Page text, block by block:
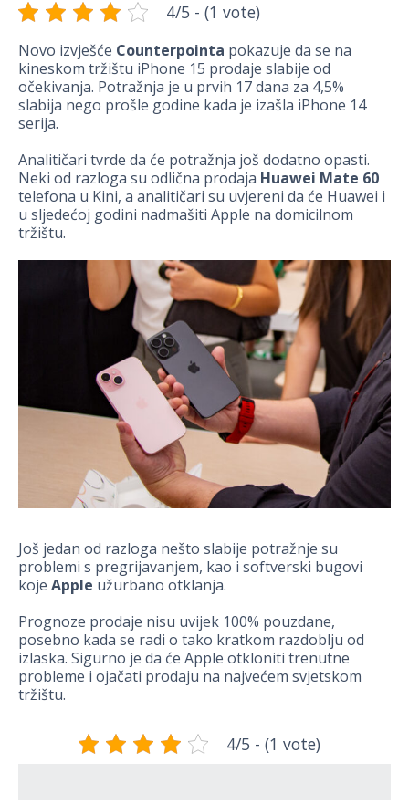
4/5 - (1 vote)
Novo izvješće Counterpointa pokazuje da se na
kineskom tržištu iPhone 15 prodaje slabije od
očekivanja. Potražnja je u prvih 17 dana za 4,5%
slabija nego prošle godine kada je izašla iPhone 14
serija.
Analitičari tvrde da će potražnja još dodatno opasti.
Neki od razloga su odlična prodaja Huawei Mate 60
telefona u Kini, a analitičari su uvjereni da će Huawei i
u sljedećoj godini nadmašiti Apple na domicilnom
tržištu.
Još jedan od razloga nešto slabije potražnje su
problemi s pregrijavanjem, kao i softverski bugovi
koje Apple užurbano otklanja.
Prognoze prodaje nisu uvijek 100% pouzdane,
posebno kada se radi o tako kratkom razdoblju od
izlaska. Sigurno je da će Apple otkloniti trenutne
probleme i ojačati prodaju na najvećem svjetskom
tržištu.
4/5 - (1 vote)